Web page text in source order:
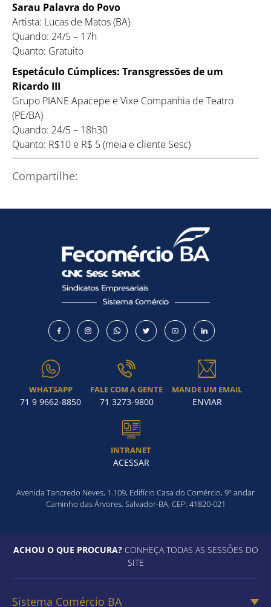
Sarau Palavra do Povo
Artista: Lucas de Matos (BA)
Quando: 24/5 – 17h
Quanto: Gratuito
Espetáculo Cúmplices: Transgressões de um
Ricardo III
Grupo PIANE Apacepe e Vixe Companhia de Teatro
(PE/BA)
Quando: 24/5 – 18h30
Quanto: R$10 e R$ 5 (meia e cliente Sesc)
Compartilhe:
WHATSAPP
71 9 9662-8850
FALE COM A GENTE
71 3273-9800
MANDE UM EMAIL
ENVIAR
INTRANET
ACESSAR
Avenida Tancredo Neves, 1.109, Edifício Casa do Comércio, 9º andar
Caminho das Árvores. Salvador-BA, CEP: 41820-021
ACHOU O QUE PROCURA?CONHEÇA TODAS AS SESSÕES DO
SITE
Sistema Comércio BA